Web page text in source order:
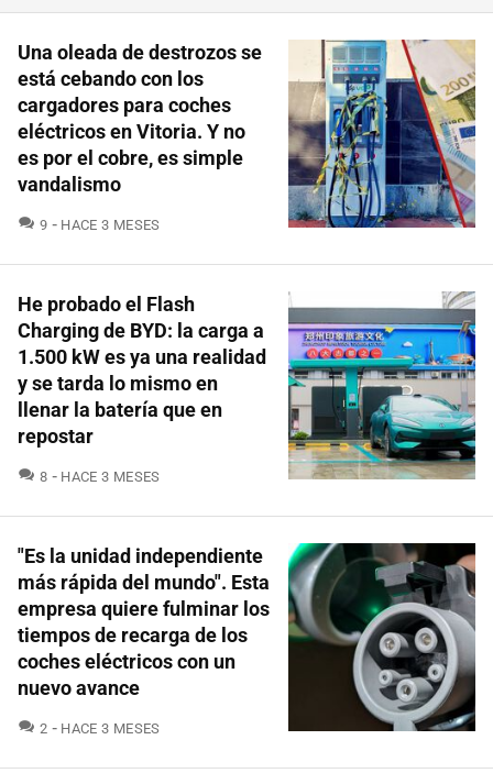
Una oleada de destrozos se
está cebando con los
cargadores para coches
eléctricos en Vitoria. Y no
es por el cobre, es simple
vandalismo
9 COMENTARIOS
HACE 3 MESES
He probado el Flash
Charging de BYD: la carga a
1.500 kW es ya una realidad
y se tarda lo mismo en
llenar la batería que en
repostar
8 COMENTARIOS
HACE 3 MESES
"Es la unidad independiente
más rápida del mundo". Esta
empresa quiere fulminar los
tiempos de recarga de los
coches eléctricos con un
nuevo avance
2 COMENTARIOS
HACE 3 MESES